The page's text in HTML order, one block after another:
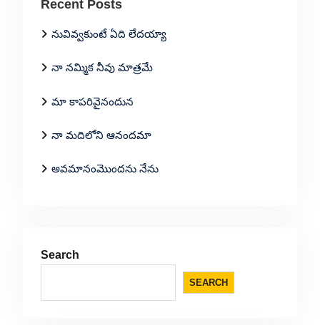
Recent Posts
నువివ్వకుంటే ఏది లేదయ్యా
నా నమ్మిక నీవు మాత్రమే
మా కాపరివైనందున
నా మదిలోని ఆనందమా
అవమానంమొందను నేను
Search
SEARCH